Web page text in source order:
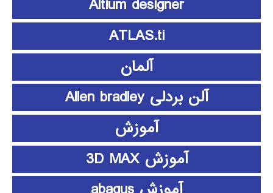
Altium designer
ATLAS.ti
آلمان
آلن بردلی Allen bradley
آموزش
آموزش 3D MAX